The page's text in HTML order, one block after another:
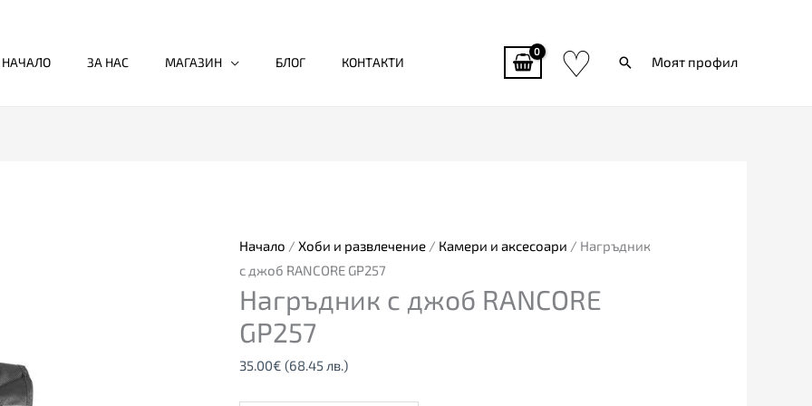
НАЧАЛО ЗА НАС МАГАЗИН БЛОГ КОНТАКТИ ♡ ТърсиМоят профил
Начало / Хоби и развлечение / Камери и аксесоари / Нагръдник
с джоб RANCORE GP257
Нагръдник с джоб RANCORE
GP257
35.00€ (68.45 лв.)
с
джоб
RANCORE